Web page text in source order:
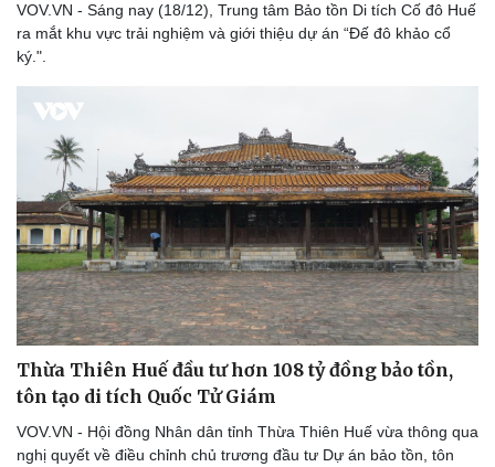
Du lịch
Tư vấn
Săn Tour
Podcast
Câu chuyện thời sự
Đọc truyện đêm khuya
VOV.VN - Sáng nay (18/12), Trung tâm Bảo tồn Di tích Cố đô Huế
ra mắt khu vực trải nghiệm và giới thiệu dự án “Đế đô khảo cổ
ký.".
Thừa Thiên Huế đầu tư hơn 108 tỷ đồng bảo tồn,
tôn tạo di tích Quốc Tử Giám
VOV.VN - Hội đồng Nhân dân tỉnh Thừa Thiên Huế vừa thông qua
nghị quyết về điều chỉnh chủ trương đầu tư Dự án bảo tồn, tôn